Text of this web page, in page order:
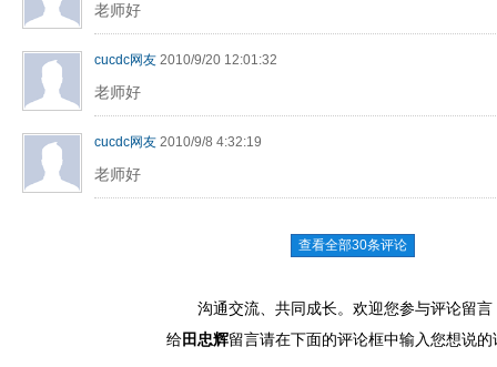
老师好
cucdc网友 2010/9/20 12:01:32
老师好
cucdc网友 2010/9/8 4:32:19
老师好
查看全部30条评论
沟通交流、共同成长。欢迎您参与评论留言
给田忠辉留言请在下面的评论框中输入您想说的